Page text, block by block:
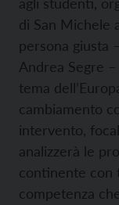
di San Michele
persona giusta
Andrea Segre
tema
cambiamento
intervento,
analizzerà le
continente con
competenza